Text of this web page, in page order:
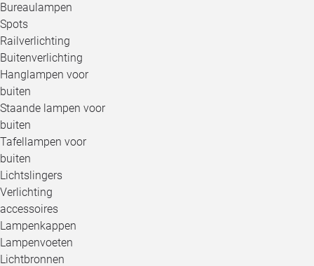
Bureaulampen
Spots
Railverlichting
Buitenverlichting
Hanglampen voor
buiten
Staande lampen voor
buiten
Tafellampen voor
buiten
Lichtslingers
Verlichting
accessoires
Lampenkappen
Lampenvoeten
Lichtbronnen